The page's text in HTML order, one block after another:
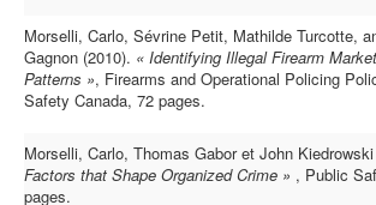
Morselli, Carlo, Sévrine Petit, Mathilde Turcotte,
Gagnon (2010). « Identifying Illegal Firearm
Patterns », Firearms and Operational Policing
Safety Canada, 72 pages.
Morselli, Carlo, Thomas Gabor et John
Factors that Shape Organized Crime » , Public
pages.